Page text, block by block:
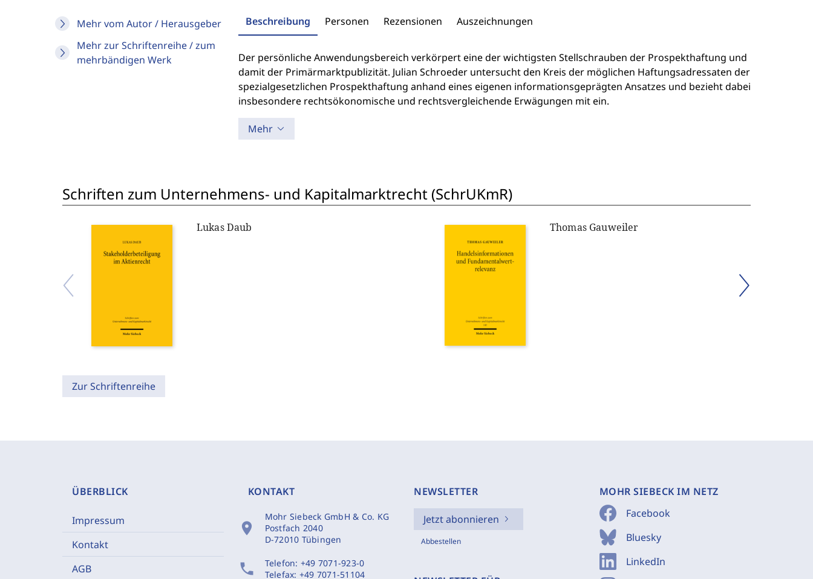
Mehr vom Autor / Herausgeber
Mehr zur Schriftenreihe / zum
mehrbändigen Werk
Beschreibung Personen Rezensionen Auszeichnungen
Der persönliche Anwendungsbereich verkörpert eine der wichtigsten Stellschrauben der Prospekthaftung und
damit der Primärmarktpublizität. Julian Schroeder untersucht den Kreis der möglichen Haftungsadressaten der
spezialgesetzlichen Prospekthaftung anhand eines eigenen informationsgeprägten Ansatzes und bezieht dabei
insbesondere rechtsökonomische und rechtsvergleichende Erwägungen mit ein.
Mehr
Schriften zum Unternehmens- und Kapitalmarktrecht (SchrUKmR)
Lukas Daub Thomas Gauweiler
Zur Schriftenreihe
ÜBERBLICK
Impressum
Kontakt
AGB
KONTAKT
location_on
Mohr Siebeck GmbH & Co. KG
Postfach 2040
D-72010 Tübingen
phone Telefon: +49 7071-923-0
Telefax: +49 7071-51104
NEWSLETTER
Jetzt abonnieren
Abbestellen
MOHR SIEBECK IM NETZ
Facebook
Bluesky
LinkedIn